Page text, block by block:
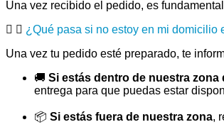
Una vez recibido el pedido, es
¿Qué pasa si no estoy en mi domicilio
Una vez tu pedido esté preparado, te
🚚 Si estás dentro de nuestra zona
entrega para que puedas estar
📦 Si estás fuera de nuestra zona,